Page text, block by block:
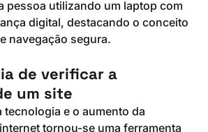
pessoa utilizando um laptop com
digital, destacando o conceito
navegação segura.
de verificar a
um site
tecnologia e o aumento da
tornou-se uma ferramenta